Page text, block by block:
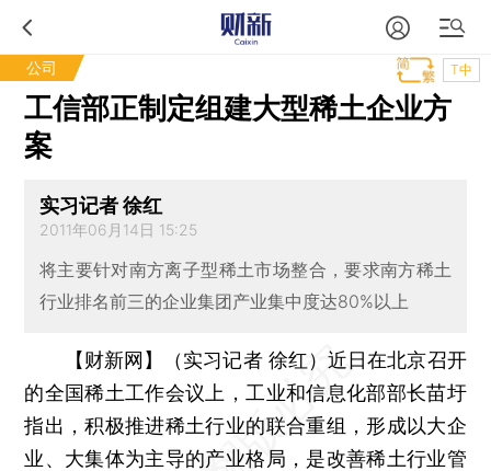
公司 T中
工信部正制定组建大型稀土企业方
案
实习记者 徐红
2011年06月14日 15:25
将主要针对南方离子型稀土市场整合，要求南方稀土
行业排名前三的企业集团产业集中度达80%以上
【财新网】（实习记者 徐红）近日在北京召开
的全国稀土工作会议上，工业和信息化部部长苗圩
指出，积极推进稀土行业的联合重组，形成以大企
业、大集体为主导的产业格局，是改善稀土行业管